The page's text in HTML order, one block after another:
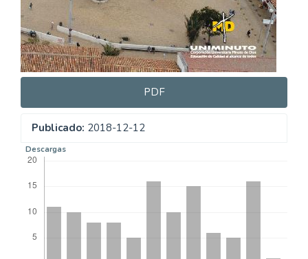
PDF
Publicado: 2018-12-12
Descargas